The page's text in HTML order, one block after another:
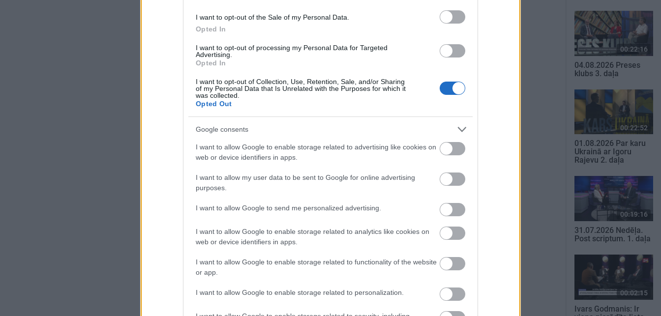
I want to opt-out of the Sale of my Personal Data.
Opted In
I want to opt-out of processing my Personal Data for Targeted
Advertising.
Opted In
I want to opt-out of Collection, Use, Retention, Sale, and/or Sharing
of my Personal Data that Is Unrelated with the Purposes for which it
was collected.
Opted Out
Google consents
I want to allow Google to enable storage related to advertising like cookies on
web or device identifiers in apps.
I want to allow my user data to be sent to Google for online advertising
purposes.
I want to allow Google to send me personalized advertising.
I want to allow Google to enable storage related to analytics like cookies on
web or device identifiers in apps.
I want to allow Google to enable storage related to functionality of the website
or app.
I want to allow Google to enable storage related to personalization.
00:22:16
04.08.2026 Preses
klubs 3. daļa
00:22:52
01.08.2026 Par karu
Ukrainā ar Igoru
Rajevu 2. daļa
00:19:16
31.07.2026 Nedēļa.
Post scriptum. 1. daļa
00:02:15
Ivars Godmanis: Ir